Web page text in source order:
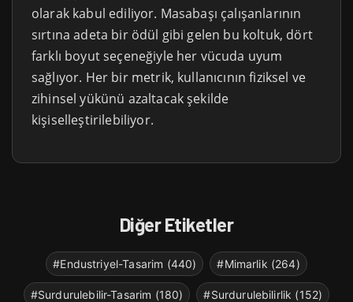
olarak kabul ediliyor. Masabaşı çalışanlarının
sırtına adeta bir ödül gibi gelen bu koltuk, dört
farklı boyut seçeneğiyle her vücuda uyum
sağlıyor. Her bir metrik, kullanıcının fiziksel ve
zihinsel yükünü azaltacak şekilde
kişiselleştirilebiliyor.
Diğer Etiketler
#Endustriyel-Tasarim (440) #Mimarlik (264)
#Surdurulebilir-Tasarim (180) #Surdurulebilirlik (152)